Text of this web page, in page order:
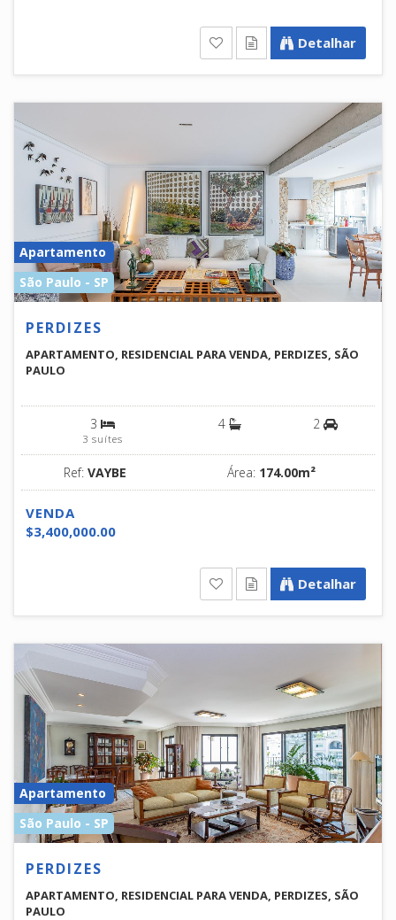
Detalhar
Apartamento
São Paulo - SP
PERDIZES
APARTAMENTO, RESIDENCIAL PARA VENDA, PERDIZES, SÃO
PAULO
3
3 suítes
4 2
Ref: VAYBE Área: 174.00m²
VENDA
$3,400,000.00
Detalhar
Apartamento
São Paulo - SP
PERDIZES
APARTAMENTO, RESIDENCIAL PARA VENDA, PERDIZES, SÃO
PAULO